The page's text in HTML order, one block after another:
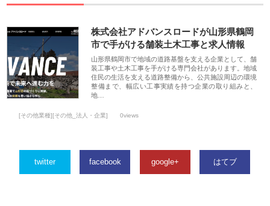
株式会社アドバンスロードが山形県鶴岡
市で手がける舗装土木工事と求人情報
山形県鶴岡市で地域の道路基盤を支える企業として、舗
装工事や土木工事を手がける専門会社があります。地域
住民の生活を支える道路整備から、公共施設周辺の環境
整備まで、幅広い工事実績を持つ企業の取り組みと、
地…
[その他業種][その他_法人・企業] 0views
twitter facebook google+ はてブ